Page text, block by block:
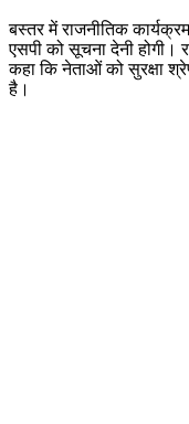
बस्तर में राजनीतिक
एसपी को सूचना देनी
कहा कि नेताओं को सुरक्षा
है।